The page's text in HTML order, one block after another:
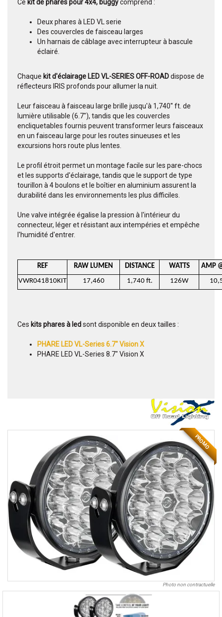
Ce kit de phares pour 4x4, buggycomprend :
Deux phares à LED VL serie
Des couvercles de faisceau larges
Un harnais de câblage avec interrupteur à bascule
éclairé.
Chaque kit d'éclairage LED VL-SERIES OFF-ROADdispose de
réflecteurs IRIS profonds pour allumer la nuit.
Leur faisceau à faisceau large brille jusqu'à 1,740'' ft. de
lumière utilisable (6.7"), tandis que les couvercles
encliquetables fournis peuvent transformer leurs faisceaux
en un faisceau large pour les routes sinueuses et les
excursions hors route plus lentes.
Le profil étroit permet un montage facile sur les pare-chocs
et les supports d'éclairage, tandis que le support de type
tourillon à 4 boulons et le boîtier en aluminium assurent la
durabilité dans les environnements les plus difficiles.
Une valve intégrée égalise la pression à l'intérieur du
connecteur, léger et résistant aux intempéries et empêche
l'humidité d'entrer.
REF RAW LUMEN DISTANCE WATTS
AMP
VWR041810KIT
17,460 1,740 ft. 126W
Ces kits phares à ledsont disponible en deux tailles :
PHARE LED VL-Series 6.7" Vision X
PHARE LED VL-Series 8.7" Vision X
PROMO
Photo non contractuelle